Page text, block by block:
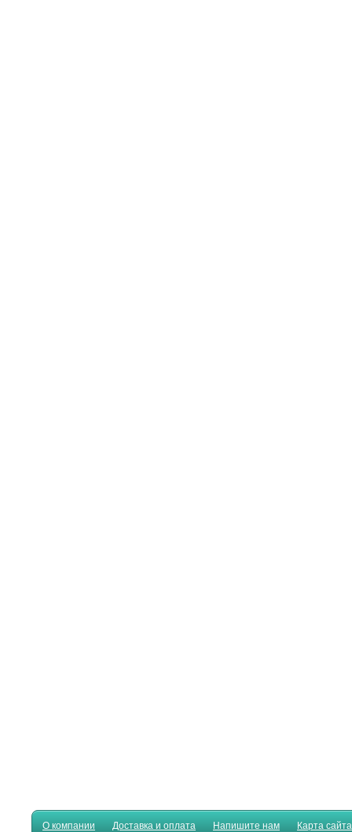
О компании Доставка и оплата Напишите нам Карта сайта